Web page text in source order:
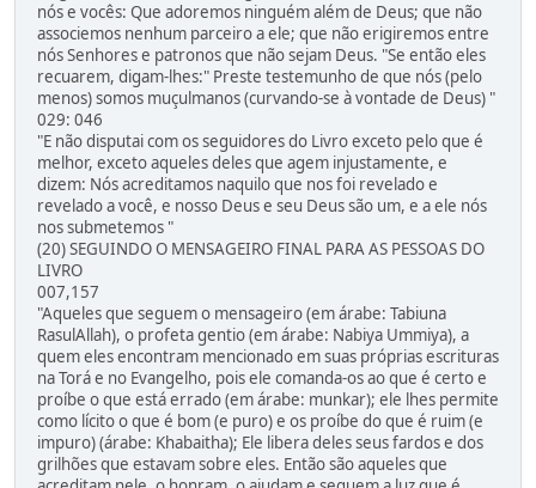
nós e vocês: Que adoremos ninguém além de Deus; que não
associemos nenhum parceiro a ele; que não erigiremos entre
nós Senhores e patronos que não sejam Deus. "Se então eles
recuarem, digam-lhes:" Preste testemunho de que nós (pelo
menos) somos muçulmanos (curvando-se à vontade de Deus) "
029: 046
"E não disputai com os seguidores do Livro exceto pelo que é
melhor, exceto aqueles deles que agem injustamente, e
dizem: Nós acreditamos naquilo que nos foi revelado e
revelado a você, e nosso Deus e seu Deus são um, e a ele nós
nos submetemos "
(20) SEGUINDO O MENSAGEIRO FINAL PARA AS PESSOAS DO
LIVRO
007,157
"Aqueles que seguem o mensageiro (em árabe: Tabiuna
RasulAllah), o profeta gentio (em árabe: Nabiya Ummiya), a
quem eles encontram mencionado em suas próprias escrituras
na Torá e no Evangelho, pois ele comanda-os ao que é certo e
proíbe o que está errado (em árabe: munkar); ele lhes permite
como lícito o que é bom (e puro) e os proíbe do que é ruim (e
impuro) (árabe: Khabaitha); Ele libera deles seus fardos e dos
grilhões que estavam sobre eles. Então são aqueles que